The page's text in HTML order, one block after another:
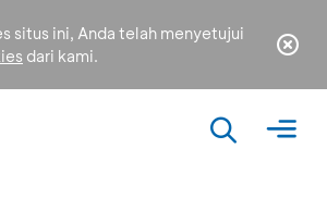
situs ini, Anda telah menyetujui
dari kami.